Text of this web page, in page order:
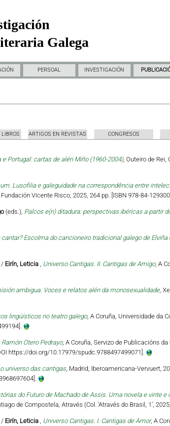
Galega
PERSOAL INVESTIGACIÓN
ARTIGOS EN REVISTAS CONGRESOS
e Portugal: cartas de alén Miño (1960-2004), Outeiro de Rei,
Lusofilia e galeguidade na correspondência entre
Vicente Risco, 2025, 264 pp. [ISBN 978-84-
(eds.), Palcos e(n) ditadura: perspectivas ibéricas a partir
cantar? Escolma do cancioneiro tradicional galego de Elviña
/ Eirín, Leticia , Universo Cantigas. II. Cantigas de Amigo, A
ambigua. Voces e relatos alén da monosexualidade,
lingüísticos no teatro galego, A Coruña, Universidade da
Otero Pedrayo, A Coruña, Servizo de Publicacións
https://doi.org/10.17979/spudc.9788497499071].
universo das cantigas, Madrid, Iberoamericana-Vervuert,
do Futuro de Machado de Assis. Uma novela e vinte
de Compostela, Através (Col. 'Através do Brasil, 1',
/ Eirín, Leticia , Universo Cantigas. I. Cantigas de Amor, A